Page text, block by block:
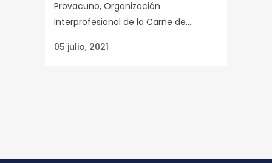
Provacuno, Organización
Interprofesional de la Carne de...
05 julio, 2021